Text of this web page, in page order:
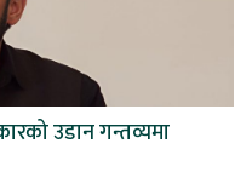
उडान गन्तव्यमा